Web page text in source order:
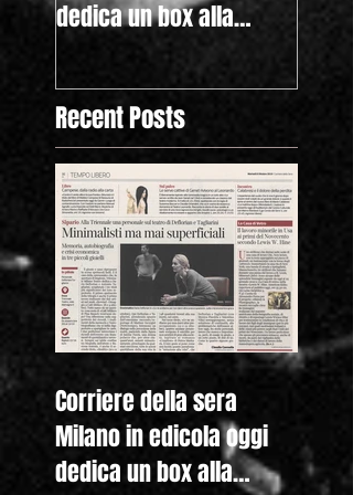
dedica un box alla
nostra mostra "Lewis
Hine. Americ
Recent Posts
Corriere della sera
Milano in edicola oggi
dedica un box alla